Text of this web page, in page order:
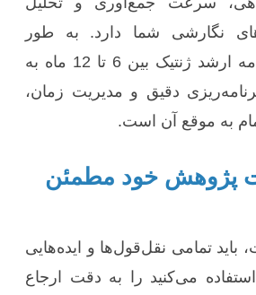
نگارشی شما دارد. به طور
معمول، یک پایان‌نامه ارشد ژنتیک بین 6 تا 12 ماه به
دقیق و مدیریت زمان،
به موقع آن است.
پژوهش خود مطمئن
باید تمامی نقل‌قول‌ها و ایده‌هایی
می‌کنید را به دقت ارجاع